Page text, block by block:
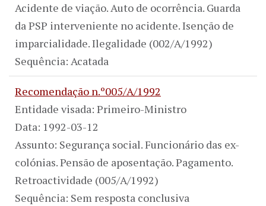
Acidente de viação. Auto de ocorrência. Guarda
da PSP interveniente no acidente. Isenção de
imparcialidade. Ilegalidade (002/A/1992)
Sequência: Acatada
Recomendação n.º005/A/1992
Entidade visada: Primeiro-Ministro
Data: 1992-03-12
Assunto: Segurança social. Funcionário das ex-
colónias. Pensão de aposentação. Pagamento.
Retroactividade (005/A/1992)
Sequência: Sem resposta conclusiva